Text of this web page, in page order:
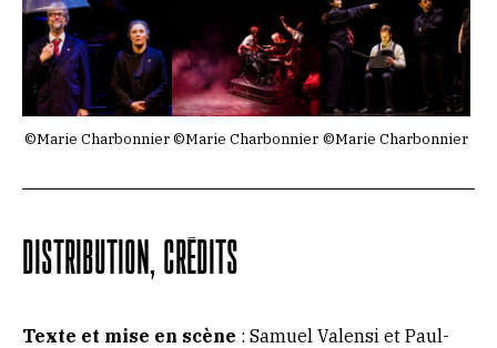
©Marie Charbonnier ©Marie Charbonnier ©Marie Charbonnier
DISTRIBUTION, CRÉDITS
Texte et mise en scène : Samuel Valensi et Paul-